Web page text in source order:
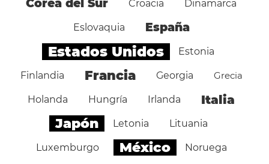
Corea del Sur Croacia Dinamarca
Eslovaquia España
Estados Unidos Estonia
Finlandia Francia Georgia Grecia
Holanda Hungría Irlanda Italia
Japón Letonia Lituania
Luxemburgo México Noruega